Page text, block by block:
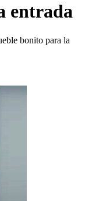
entrada
bonito para la